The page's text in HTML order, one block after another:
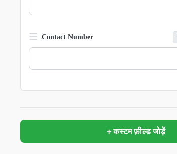
☰ Contact Number
+ कस्टम फ़ील्ड जोड़ें